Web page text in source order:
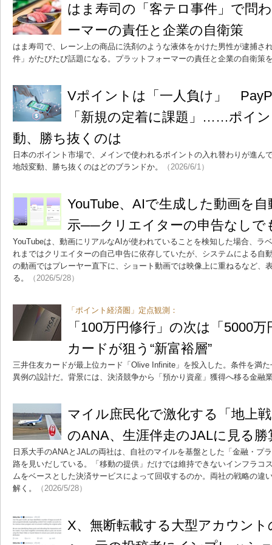
はま寿司の「客テロ事件」で問
ーマーの責任と企業の自衛策
はま寿司で、レーン上の商品に洗剤のような液体をかけた男性が逮捕さ
件」がたびたび話題になる。プラットフォーマーの責任と企業の自衛策
Vポイントは「一人負け」
「新規の定着に課題」……ポイ
動、勝ち抜くのは
日本のポイント市場で、メインで使われるポイントの入れ替わりが進ん
地殻変動、勝ち抜くのはどのブランドか。
（2026/6/1）
YouTube、AIで生成した動画を
示──クリエイターの申告なしで
YouTubeは、動画にリアルなAIが使われていることを検知した場合、ラ
れまではクリエイターの自己申告に依存していたが、システムによる自
の動画ではプレーヤー直下に、ショート動画では映像上に重ねるなど、
る。
（2026/5/28）
「ポイント経済圏」定点観測：
「100万円修行」の次は「5000
カードが狙う“新富裕層”
三井住友カードが最上位カード「Olive Infinite」を投入した。条件を満
異例の設計だ。背景には、決済競争から「預かり資産」獲得へ移る金融
マイル庶民化で激化する「地上
のANA、生涯伴走のJALに見る勝
日系大手のANAとJALの両社は、自社のマイルを基盤とした「金融・プ
路を見いだしている。「移動の提供」だけでは維持できないインフラコ
ムをベースとした決済サービスによって回収するのか。両社の戦略の違
解く。
（2026/5/28）
X、無断転載する大型アカウン